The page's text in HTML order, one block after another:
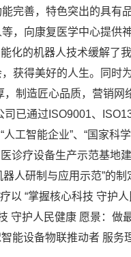
完善，特色突出的具有
，向康复医学中心提供
化的机器人技术缓解了
获得美好的人生。同时
制造匠心品质，营销网
已通过ISO9001、
工智能企业”、“国家科
诊疗设备生产示范基地
人研制与应用示范”的
以 “掌握核心科技 守护
守护人民健康 愿景：做
能设备物联推动者 服务